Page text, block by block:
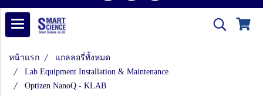
หน้าแรก
แกลลอรี่ทั้งหมด
Lab Equipment Installation & Maintenance
Optizen NanoQ - KLAB